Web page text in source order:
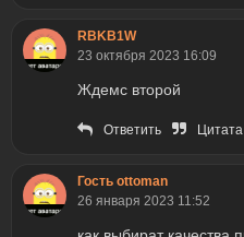
RBKB1W
23 октября 2023 16:09
Ждемс второй
Ответить Цитата
Гость ottoman
26 января 2023 11:52